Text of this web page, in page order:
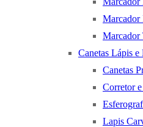
Marcador
Marcador
Canetas Lápis e
Canetas
Corretor
Lapis